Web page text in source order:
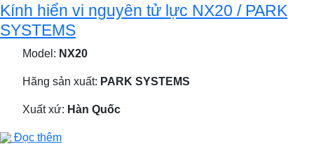
Kính hiển vi nguyên tử lực NX20 / PARK
SYSTEMS
Model: NX20
Hãng sản xuất: PARK SYSTEMS
Xuất xứ: Hàn Quốc
Đọc thêm